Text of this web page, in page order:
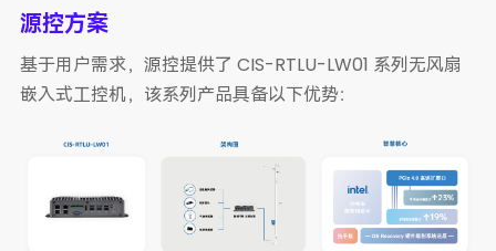
源控方案
基于用户需求，源控提供了 CIS-RTLU-LW01 系列无风扇
嵌入式工控机，该系列产品具备以下优势：